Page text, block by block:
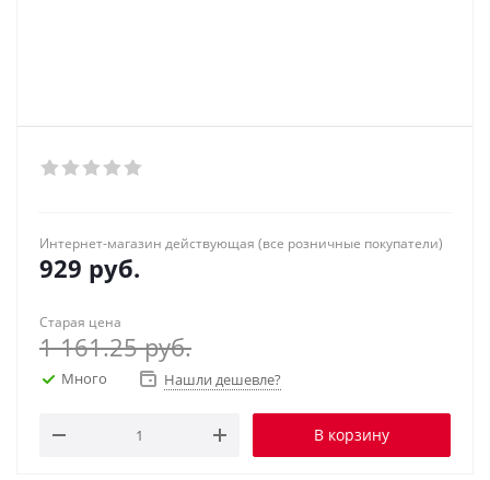
Интернет-магазин действующая (все розничные покупатели)
929 руб.
Старая цена
1 161.25руб.
Много Нашли дешевле?
В корзину